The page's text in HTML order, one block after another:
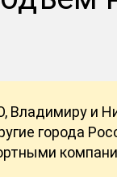
Владимиру и
города